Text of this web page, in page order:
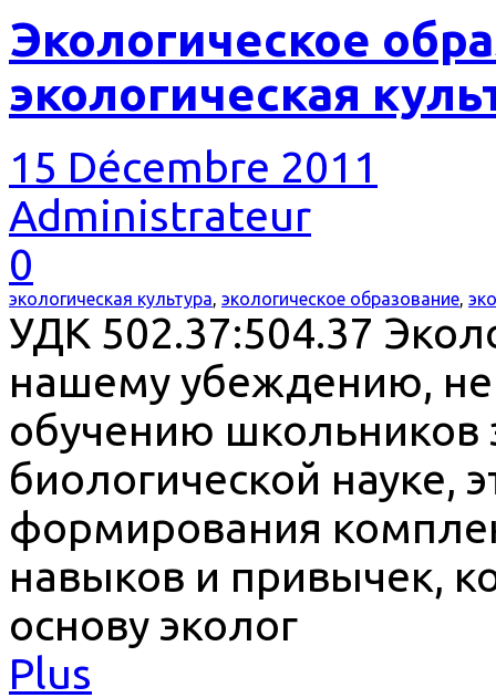
Экологическое
экологическая
15 Décembre 2011
Administrateur
0
экологическая культура, экологическое образование,
УДК 502.37:504.37
нашему убеждению,
обучению школьников
биологической науке,
формирования
навыков и привычек,
основу эколог
Plus